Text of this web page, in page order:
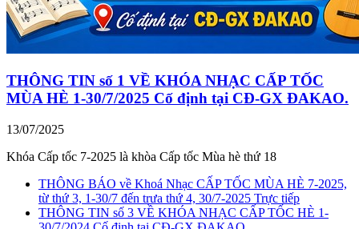
THÔNG TIN số 1 VỀ KHÓA NHẠC CẤP TỐC
MÙA HÈ 1-30/7/2025 Cố định tại CĐ-GX ĐAKAO.
13/07/2025
Khóa Cấp tốc 7-2025 là khòa Cấp tốc Mùa hè thứ 18
THÔNG BÁO về Khoá Nhạc CẤP TỐC MÙA HÈ 7-2025,
từ thứ 3, 1-30/7 đến trưa thứ 4, 30/7-2025 Trực tiếp
THÔNG TIN số 3 VỀ KHÓA NHẠC CẤP TỐC HÈ 1-